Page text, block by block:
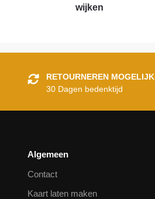
wijken
RETOURNEREN MOGELIJK
30 Dagen bedenktijd
Algemeen
Contact
Kaart laten maken